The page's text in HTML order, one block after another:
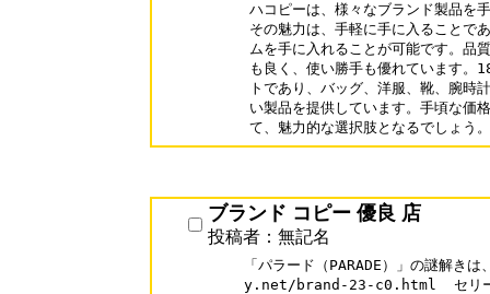
ハコピーは、様々なブランド製品を
その魅力は、手軽に手に入ることで
ムを手に入れることが可能です。品
も良く、使い勝手も優れています。
トであり、バッグ、洋服、靴、腕時
い製品を提供しています。手頃な価
て、魅力的な選択肢となるでしょう。
ブランド コピー 優良 店
投稿者：無記名
「パラード（PARADE）」の謎解き
y.net/brand-23-c0.html	セリーヌ コピー パーカー“芸術に最も近いデ